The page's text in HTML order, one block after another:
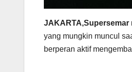
JAKARTA,Supersemar
yang mungkin muncul
berperan aktif